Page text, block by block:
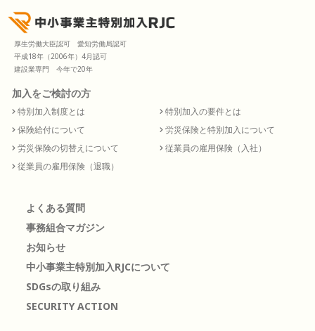
厚生労働大臣認可 愛知労働局認可
平成18年（2006年）4月認可
建設業専門 今年で20年
加入をご検討の方
特別加入制度とは
特別加入の要件とは
保険給付について
労災保険と特別加入について
労災保険の切替えについて
従業員の雇用保険（入社）
従業員の雇用保険（退職）
よくある質問
事務組合マガジン
お知らせ
中小事業主特別加入RJCについて
SDGsの取り組み
SECURITY ACTION